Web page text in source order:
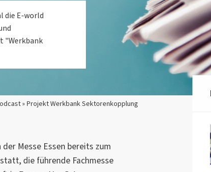
» Projekt Werkbank Sektorenkopplung
die E-world
"Werkbank
Messe Essen bereits zum
die führende Fachmesse